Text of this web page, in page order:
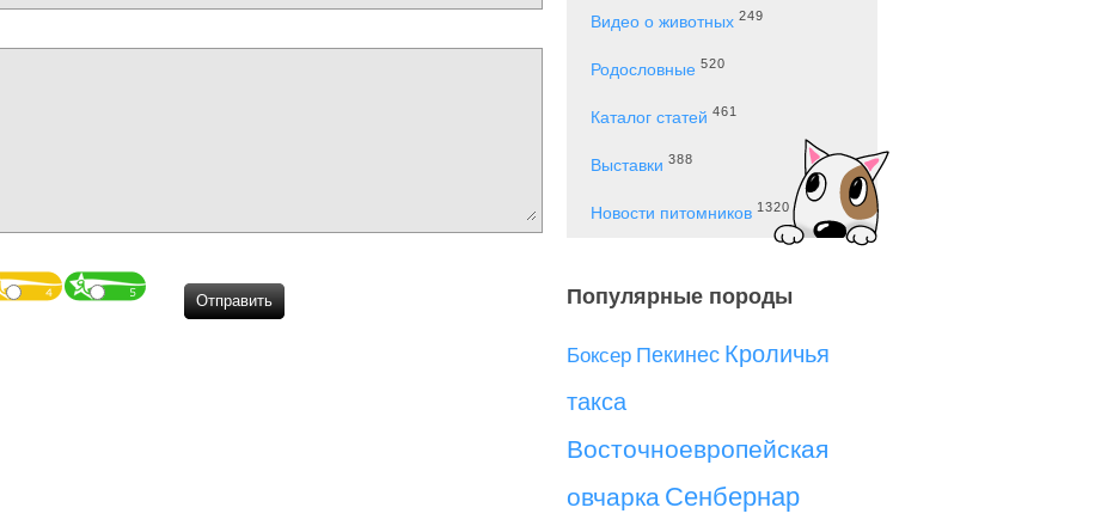
Отправить
Видео о животных 249
Родословные 520
Каталог статей 461
Выставки 388
Новости питомников 1320
Популярные породы
Боксер Пекинес Кроличья
такса
Восточноевропейская
овчарка Сенбернар